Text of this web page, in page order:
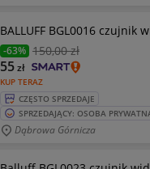
BALLUFF BGL0016 czujnik
-63% 150,00 zł
KUP TERAZ
55zł
CZĘSTO SPRZEDAJE
SPRZEDAJĄCY: OSOBA
Dąbrowa Górnicza